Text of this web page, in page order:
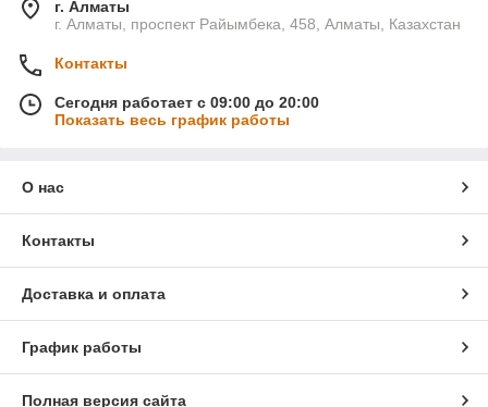
г. Алматы
г. Алматы, проспект Райымбека, 458, Алматы, Казахстан
Контакты
Сегодня работает с 09:00 до 20:00
Показать весь график работы
О нас
Контакты
Доставка и оплата
График работы
Полная версия сайта